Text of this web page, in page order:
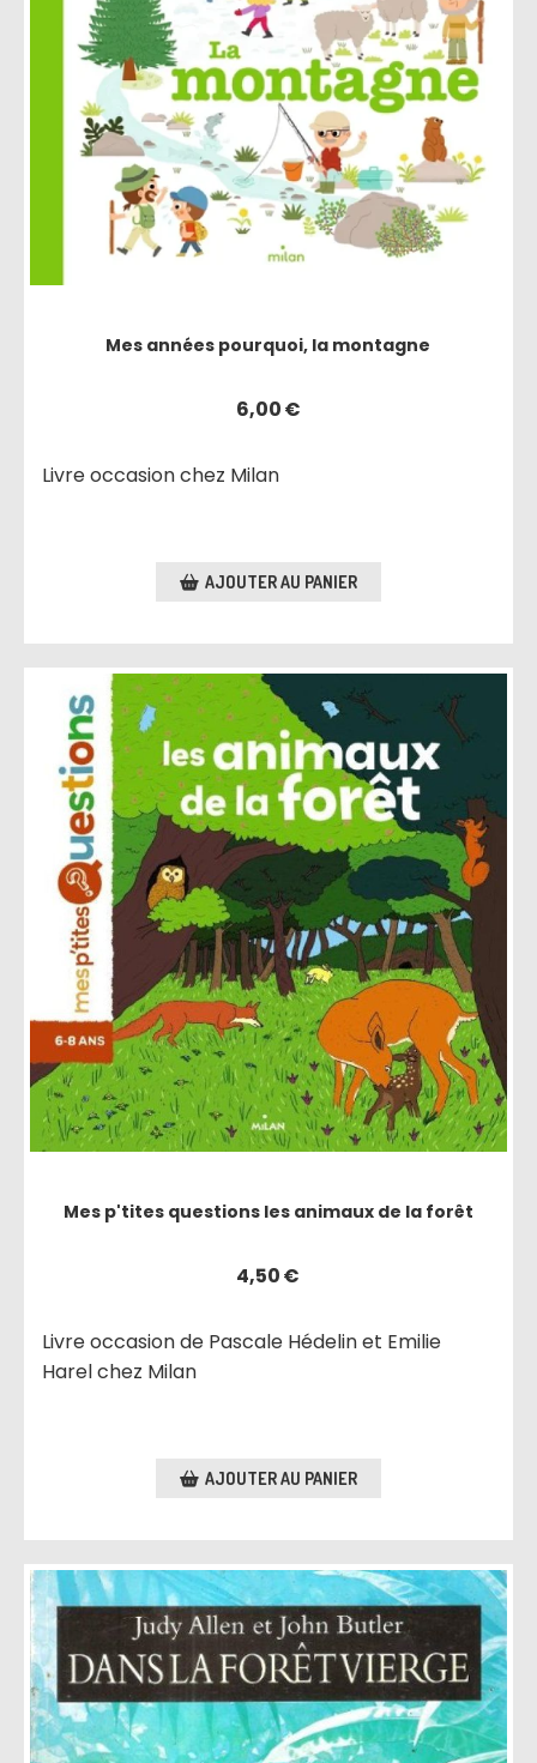
Mes années pourquoi, la montagne
6,00€
Livre occasion chez Milan
AJOUTER AU PANIER
Mes p'tites questions les animaux de la forêt
4,50€
Livre occasion de Pascale Hédelin et Emilie
Harel chez Milan
AJOUTER AU PANIER